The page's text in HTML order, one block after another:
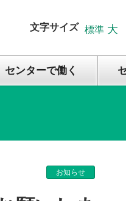
文字サイズ 標準 大
センターで働く
お知らせ